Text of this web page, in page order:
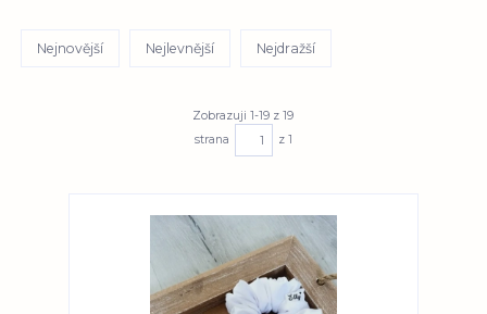
Nejnovější Nejlevnější Nejdražší
Zobrazuji 1-19 z 19
strana
z 1